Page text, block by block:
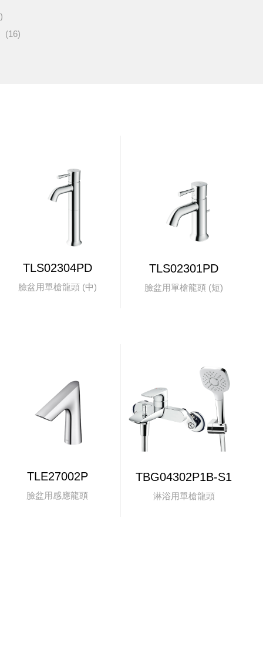
(16)
TLS02304PD
臉盆用單槍龍頭 (中)
TLS02301PD
臉盆用單槍龍頭 (短)
TLE27002P
臉盆用感應龍頭
TBG04302P1B-S1
淋浴用單槍龍頭